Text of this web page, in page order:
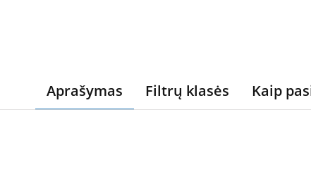
Aprašymas Filtrų klasės Kaip